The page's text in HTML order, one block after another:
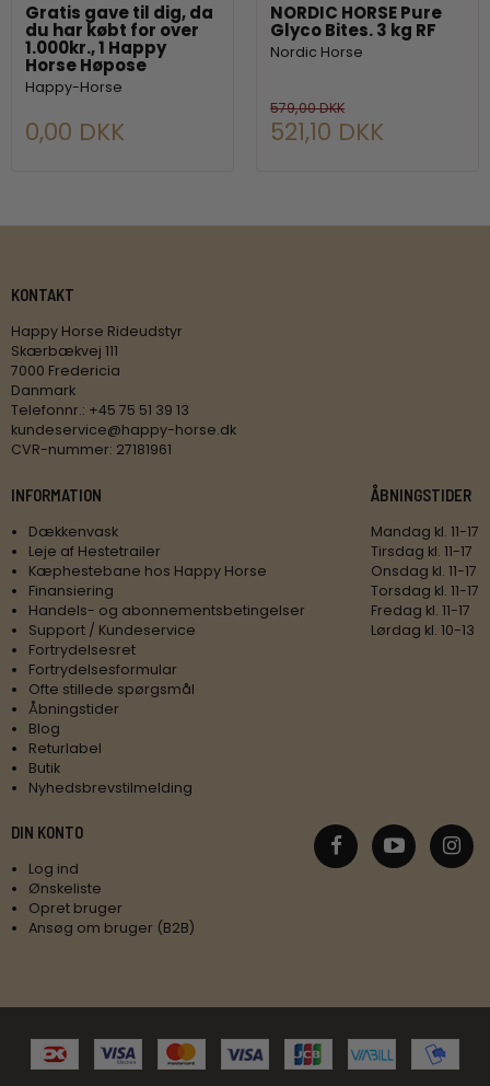
Gratis gave til dig, da
du har købt for over
1.000kr., 1 Happy
Horse Høpose
Happy-Horse
0,00 DKK
NORDIC HORSE Pure
Glyco Bites. 3 kg RF
Nordic Horse
579,00 DKK
521,10 DKK
KONTAKT
Happy Horse Rideudstyr
Skærbækvej 111
7000 Fredericia
Danmark
Telefonnr.: +45 75 51 39 13
kundeservice@happy-horse.dk
CVR-nummer: 27181961
INFORMATION
Dækkenvask
Leje af Hestetrailer
Kæphestebane hos Happy Horse
Finansiering
Handels- og abonnementsbetingelser
Support / Kundeservice
Fortrydelsesret
Fortrydelsesformular
Ofte stillede spørgsmål
Åbningstider
Blog
Returlabel
Butik
Nyhedsbrevstilmelding
ÅBNINGSTIDER
Mandag kl. 11-17
Tirsdag kl. 11-17
Onsdag kl. 11-17
Torsdag kl. 11-17
Fredag kl. 11-17
Lørdag kl. 10-13
DIN KONTO
Log ind
Ønskeliste
Opret bruger
Ansøg om bruger (B2B)